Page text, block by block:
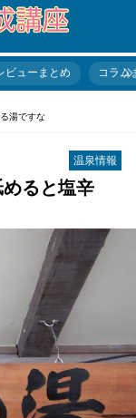
ビューまとめ コラム
湯ですな
温泉情報
めると塩辛